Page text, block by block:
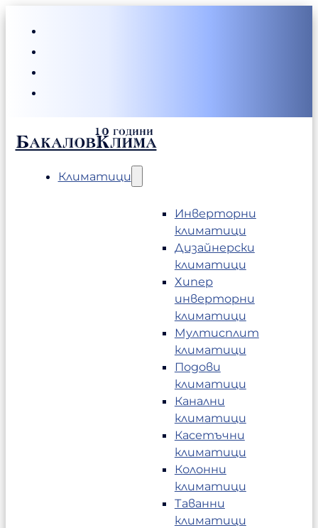
БакаловКлима
Климатици
Инверторни
климатици
Дизайнерски
климатици
Хипер
инверторни
климатици
Мултисплит
климатици
Подови
климатици
Канални
климатици
Касетъчни
климатици
Колонни
климатици
Таванни
климатици